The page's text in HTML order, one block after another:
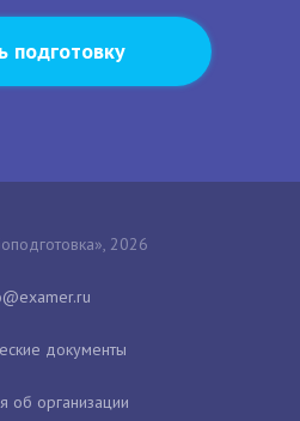
подготовку
2026
документы
об организации